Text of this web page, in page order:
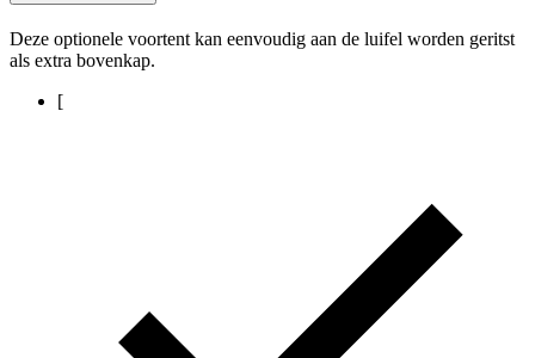
Deze optionele voortent kan eenvoudig aan de luifel worden geritst
als extra bovenkap.
[